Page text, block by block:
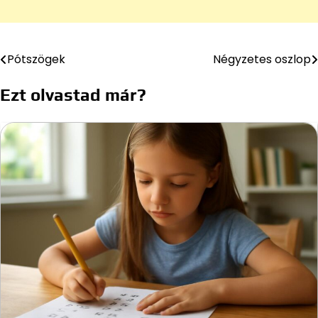
Bejegyzés
navigáció
Pótszögek Négyzetes oszlop
Ezt olvastad már?